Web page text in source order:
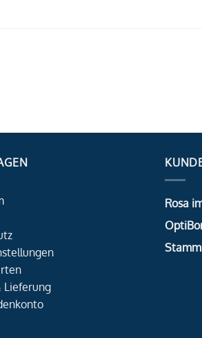
Lieferung
Rosa